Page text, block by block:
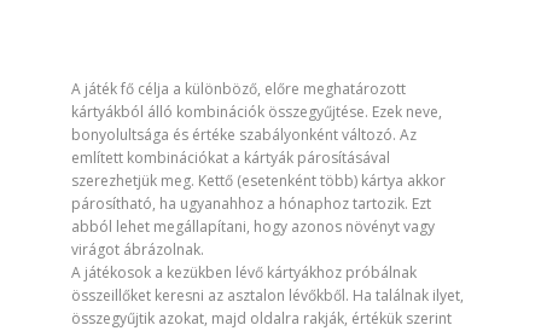
A játék fő célja a különböző, előre meghatározott
kártyákból álló kombinációk összegyűjtése. Ezek neve,
bonyolultsága és értéke szabályonként változó. Az
említett kombinációkat a kártyák párosításával
szerezhetjük meg. Kettő (esetenként több) kártya akkor
párosítható, ha ugyanahhoz a hónaphoz tartozik. Ezt
abból lehet megállapítani, hogy azonos növényt vagy
virágot ábrázolnak.
A játékosok a kezükben lévő kártyákhoz próbálnak
összeillőket keresni az asztalon lévőkből. Ha találnak ilyet,
összegyűjtik azokat, majd oldalra rakják, értékük szerint